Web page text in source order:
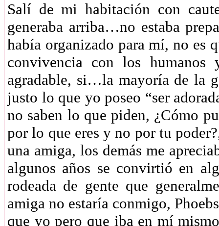
Salí de mi habitación con
generaba arriba…no estaba
había organizado para mí, no es
convivencia con los
agradable, si…la mayoría de la
justo lo que yo poseo “ser
no saben lo que piden, ¿Cómo
por lo que eres y no por tu
una amiga, los demás me
algunos años se convirtió en
rodeada de gente que
amiga no estaría conmigo,
que yo pero que iba en mí